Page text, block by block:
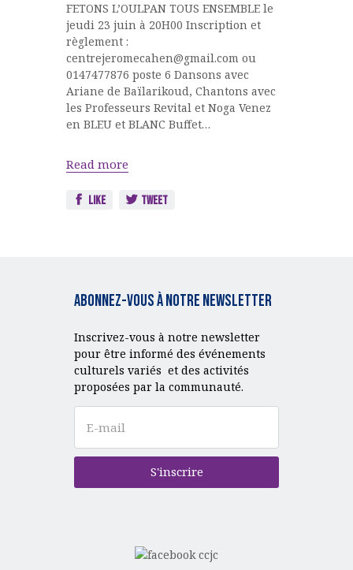
FETONS L’OULPAN TOUS ENSEMBLE le
jeudi 23 juin à 20H00 Inscription et
règlement :
centrejeromecahen@gmail.com ou
0147477876 poste 6 Dansons avec
Ariane de Baïlarikoud, Chantons avec
les Professeurs Revital et Noga Venez
en BLEU et BLANC Buffet…
Read more
Like Tweet
Abonnez-vous à notre Newsletter
Inscrivez-vous à notre newsletter
pour être informé des événements
culturels variés et des activités
proposées par la communauté.
S'inscrire